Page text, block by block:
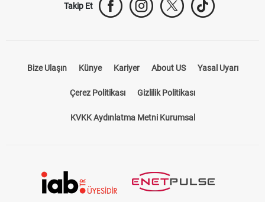
Takip Et
Bize Ulaşın Künye Kariyer About US Yasal Uyarı
Çerez Politikası Gizlilik Politikası
KVKK Aydınlatma Metni Kurumsal